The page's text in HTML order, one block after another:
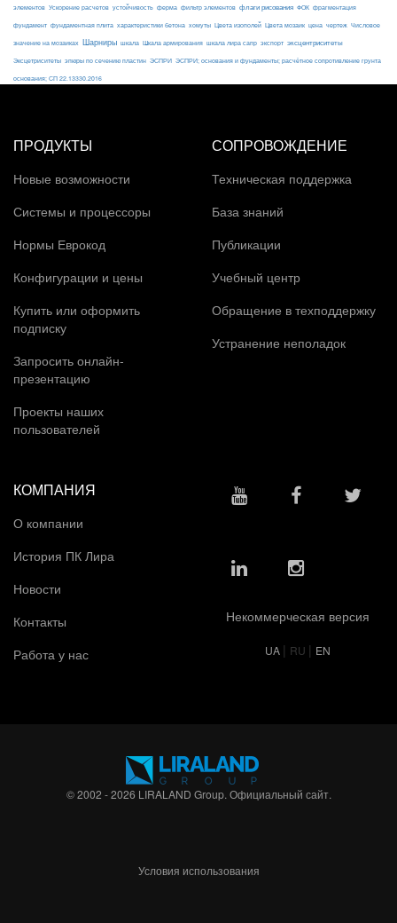
элементов Ускорение расчетов устойчивость ферма фильтр элементов флаги рисования ФОК фрагментация
фундамент фундаментная плита характеристики бетона хомуты Цвета изополей Цвета мозаик цена чертеж Числовое
значение на мозаиках Шарниры шкала Шкала армирования шкала лира сапр экспорт эксцентриситеты
Эксцетриситеты эпюры по сечению пластин ЭСПРИ ЭСПРИ; основания и фундаменты; расчётное сопротивление грунта
основания; СП 22.13330.2016
ПРОДУКТЫ
Новые возможности
Системы и процессоры
Нормы Еврокод
Конфигурации и цены
Купить или оформить
подписку
Запросить онлайн-
презентацию
Проекты наших
пользователей
СОПРОВОЖДЕНИЕ
Техническая поддержка
База знаний
Публикации
Учебный центр
Обращение в техподдержку
Устранение неполадок
КОМПАНИЯ
О компании
История ПК Лира
Новости
Контакты
Работа у нас
Некоммерческая версия
UA | RU | EN
© 2002 - 2026 LIRALAND Group. Официальный сайт.
Условия использования